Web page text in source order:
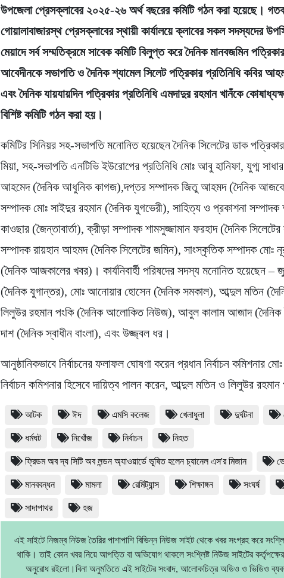
উপজেলা প্রেসক্লাবের ২০২৫-২৬ অর্থ বছরের কমিটি গঠন করা হয়েছে।
গোয়ালাবাজারস্থ প্রেসক্লাবের স্থায়ী কার্যালয়ে ক্লাবের সকল সদস্যদের
মেয়াদে সর্ব সম্মতিক্রমে সাবেক কমিটি বিলুপ্ত করে দৈনিক মানবজমিন
আবেদীনকে সভাপতি ও দৈনিক শ্যামেল সিলেট পত্রিকার প্রতিনিধি কবির
এবং দৈনিক যায়যায়দিন পত্রিকার প্রতিনিধি এমদাদুর রহমান খানঁকে
বিশিষ্ট কমিটি গঠন করা হয়।
কমিটির সিনিয়র সহ-সভাপতি মনোনিত হয়েছেন দৈনিক সিলেটের ডাক
মিয়া, সহ-সভাপতি এনটিভি ইউরোপের প্রতিনিধি মোঃ আবু হানিফা, যুগ্ম
আহমেদ (দৈনিক আধুনিক কাগজ),দপ্তর সম্পাদক জিতু আহমদ (দৈনিক
সম্পাদক মোঃ সাইদুর রহমান (দৈনিক যুগভেরী), সাহিত্য ও প্রকাশনা
কাওছার (জৈন্তাবার্তা), ক্রীড়া সম্পাদক শামসুজ্জামান ফরহাদ (দৈনিক
সম্পাদক রায়হান আহমদ (দৈনিক সিলেটের জমিন), সাংস্কৃতিক সম্পাদক মোঃ
(দৈনিক আজকালের খবর)। কার্যনিবার্হী পরিষদের সদস্য মনোনিত হয়েছেন
(দৈনিক যুগান্তর), মোঃ আনোয়ার হোসেন (দৈনিক সমকাল), আব্দুল মতিন
লিলুউর রহমান পংকি (দৈনিক আলোকিত নিউজ), আবুল কালাম আজাদ (দৈনিক
দাশ (দৈনিক স্বাধীন বাংলা), এবং উজ্জ্বল ধর।
আনুষ্ঠানিকভাবে নির্বাচনের ফলাফল ঘোষণা করেন প্রধান নির্বাচন কমিশনার
নির্বাচন কমিশনার হিসেবে দায়িত্ব পালন করেন, আব্দুল মতিন ও লিলুউর রহমান
আটক ঈদ এমসি কলেজ খেলাধুলা দুর্ঘটনা
ধর্মঘট নিখোঁজ নির্বাচন নিহত
ফ্রিডম অব দ্য সিটি অব লন্ডন অ্যাওয়ার্ডে ভূষিত হলেন চ্যানেল এস'র মিজান
মানববন্ধন মামলা রেমিট্যান্স শিক্ষাঙ্গন সংঘর্ষ
সাদাপাথর হজ
এই সাইটে নিজম্ব নিউজ তৈরির পাশাপাশি বিভিন্ন নিউজ সাইট থেকে খবর সংগ্রহ করে
থাকি। তাই কোন খবর নিয়ে আপত্তি বা অভিযোগ থাকলে সংশ্লিষ্ট নিউজ সাইটের
অনুরোধ রইলো।বিনা অনুমতিতে এই সাইটের সংবাদ, আলোকচিত্র অডিও ও ভিডিও